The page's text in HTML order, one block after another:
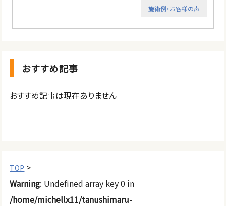
施術例・お客様の声
おすすめ記事
おすすめ記事は現在ありません
TOP >
Warning: Undefined array key 0 in
/home/michellx11/tanushimaru-